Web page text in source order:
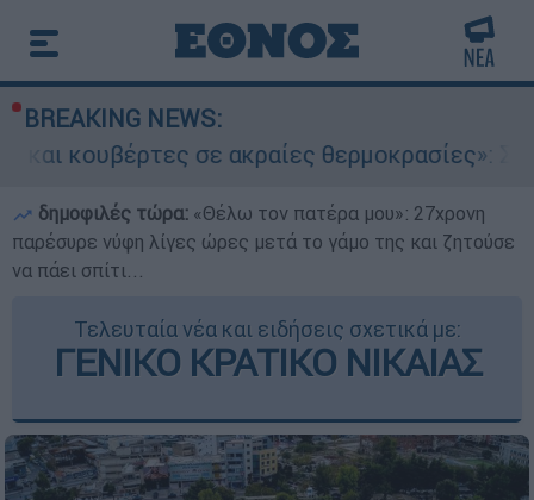
BREAKING NEWS:
σε ακραίες θερμοκρασίες»: Σε δραματικές
δημοφιλές τώρα: «Θέλω τον πατέρα μου»: 27χρονη
παρέσυρε νύφη λίγες ώρες μετά το γάμο της και ζητούσε
να πάει σπίτι...
Τελευταία νέα και ειδήσεις σχετικά με:
ΓΕΝΙΚΟ ΚΡΑΤΙΚΟ ΝΙΚΑΙΑΣ